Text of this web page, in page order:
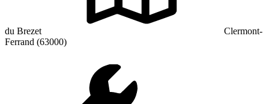
du Brezet
Clermont-
Ferrand (63000)